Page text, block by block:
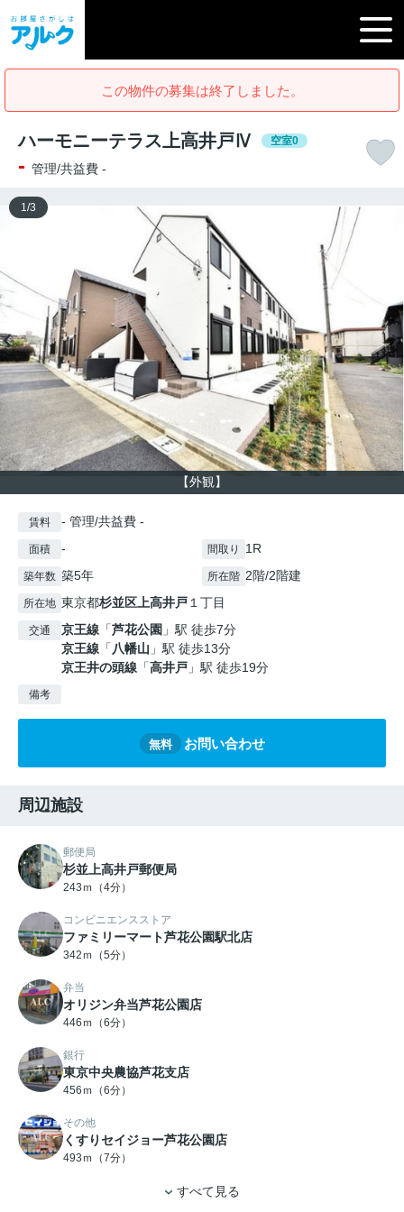
この物件の募集は終了しました。
ハーモニーテラス上高井戸Ⅳ 空室0
- 管理/共益費 -
【外観】
1 /3
賃料 - 管理/共益費 -
面積 - 間取り 1R
築年数 築5年 所在階 2階/2階建
所在地 東京都杉並区 上高井戸 １丁目
交通 京王線 「芦花公園 」駅 徒歩7分
京王線 「 八幡山 」駅 徒歩13分
京王井の頭線 「高井戸 」駅 徒歩19分
備考
無料 お問い合わせ
周辺施設
郵便局
杉並上高井戸郵便局
243ｍ（4分）
コンビニエンスストア
ファミリーマート芦花公園駅北店
342ｍ（5分）
弁当
オリジン弁当芦花公園店
446ｍ（6分）
銀行
東京中央農協芦花支店
456ｍ（6分）
その他
くすりセイジョー芦花公園店
493ｍ（7分）
すべて見る